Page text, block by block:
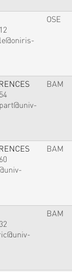
OSE
BAM
BAM
BAM